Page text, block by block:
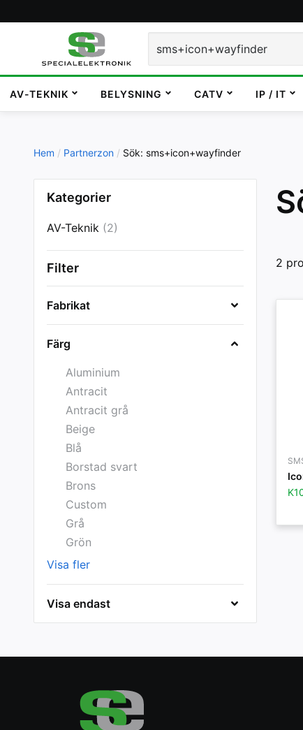
AV-TEKNIK BELYSNING CATV IP / IT
Hem Partnerzon Sök: sms+icon+wayfinder
Kategorier
AV-Teknik (2)
Filter
Fabrikat
Färg
Aluminium
Antracit
Antracit grå
Beige
Blå
Borstad svart
Brons
Custom
Grå
Grön
Visa fler
Visa endast
2